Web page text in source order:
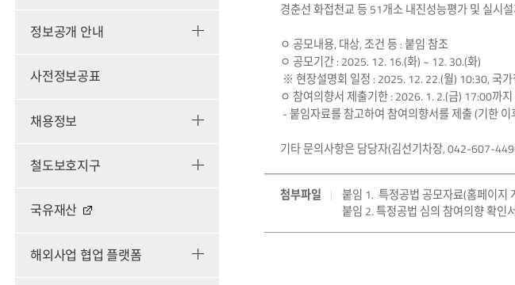
정보공개 안내
사전정보공표
채용정보
철도보호지구
국유재산
해외사업 협업 플랫폼
경춘선 화접천교 등 51개소 내진성능평가 및 실시
ㅇ 공모내용, 대상, 조건 등 : 붙임 참조
ㅇ 공모기간 : 2025. 12. 16.(화) ~ 12. 30.(화)
※ 현장설명회 일정 : 2025. 12. 22.(월) 10:30, 국
ㅇ 참여의향서 제출기한 : 2026. 1. 2.(금) 17:00까
- 붙임자료를 참고하여 참여의향서를 제출 (기한
기타 문의사항은 담당자(김선기차장, 042-607-
첨부파일
붙임 1. 특정공법 공모자료(홈페이지
붙임 2. 특정공법 심의 참여의향 확인